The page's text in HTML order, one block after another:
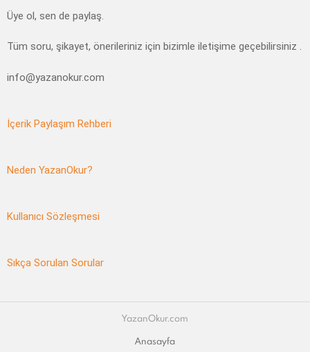
Üye ol, sen de paylaş.
Tüm soru, şikayet, önerileriniz için bizimle iletişime geçebilirsiniz .
info@yazanokur.com
İçerik Paylaşım Rehberi
Neden YazanOkur?
Kullanıcı Sözleşmesi
Sıkça Sorulan Sorular
YazanOkur.com
Anasayfa